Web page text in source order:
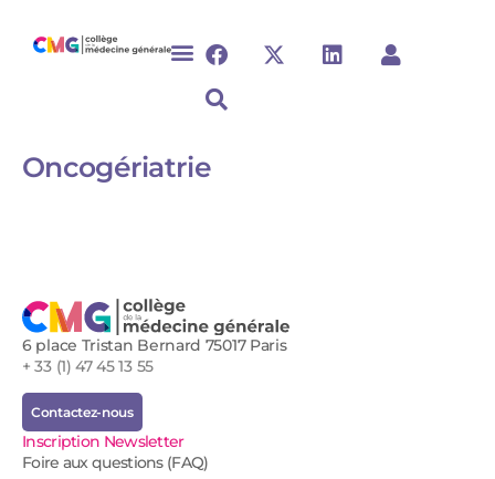
Oncogériatrie​​
6 place Tristan Bernard 75017 Paris
+ 33 (1) 47 45 13 55
Contactez-nous
Inscription Newsletter
Foire aux questions (FAQ)